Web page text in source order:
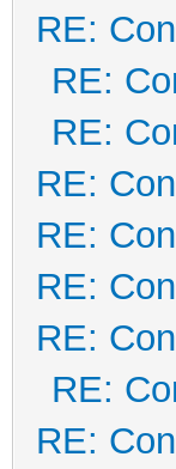
RE:
RE:
RE:
RE:
RE:
RE:
RE:
RE:
RE: